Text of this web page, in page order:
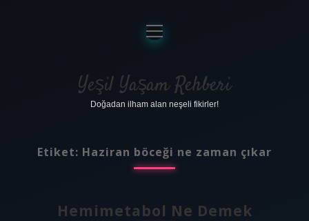
Anasayfa
Gizlilik Politikası
Yasal Uyarı
menüyü
aç
Yeşil Yaşam Rehberi
Doğadan ilham alan neşeli fikirler!
Etiket: Haziran böceği ne zaman çıkar
Hemimetabol Ne Demek